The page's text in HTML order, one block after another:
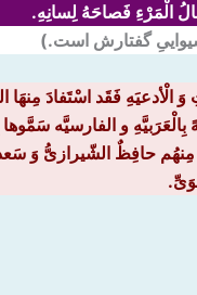
الْمَرْءِ فَصاحَهُ لِسانِهِ.
گفتارش است.)
وَ الْأدعیَهِ فَقَد اسْتَفادَ مِنهَا
بِالْعَرَبیَّهِ و الفارسیَّه سَمَّوها
مِنهُم حافِظٌ الشّیرازیُّ وَ